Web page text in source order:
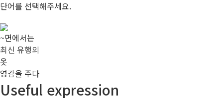
단어를 선택해주세요.
~면에서는
최신 유행의
옷
영감을 주다
Useful expression